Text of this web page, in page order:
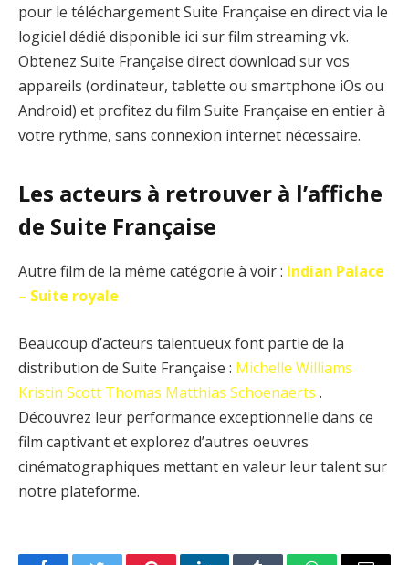
pour le téléchargement Suite Française en direct via le
logiciel dédié disponible ici sur film streaming vk.
Obtenez Suite Française direct download sur vos
appareils (ordinateur, tablette ou smartphone iOs ou
Android) et profitez du film Suite Française en entier à
votre rythme, sans connexion internet nécessaire.
Les acteurs à retrouver à l’affiche
de Suite Française
Autre film de la même catégorie à voir : Indian Palace
– Suite royale
Beaucoup d’acteurs talentueux font partie de la
distribution de Suite Française : Michelle Williams
Kristin Scott Thomas Matthias Schoenaerts .
Découvrez leur performance exceptionnelle dans ce
film captivant et explorez d’autres oeuvres
cinématographiques mettant en valeur leur talent sur
notre plateforme.